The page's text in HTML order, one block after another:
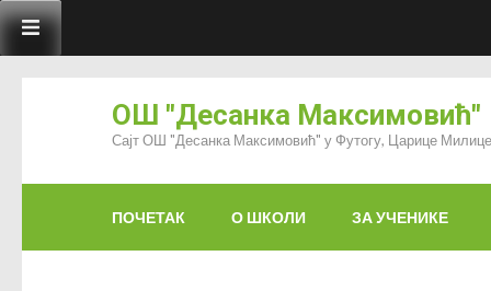
ОШ "Десанка Максимовић"
Сајт ОШ "Десанка Максимовић" у Футогу, Царице
ПОЧЕТАК О ШКОЛИ ЗА УЧЕНИКЕ